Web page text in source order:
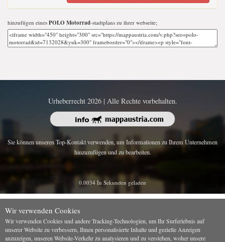
hinzufügen eines POLO Motorrad-stadtplans zu ihrer webseite;
Urheberrecht 2026 | Alle Rechte vorbehalten.
Sie können unseren Top-Kontakt verwenden, um Informationen zu Ihrem Unternehmen
hinzuzufügen und zu bearbeiten.
0.0034 In Sekunden geladen
Wir verwenden Cookies
Wir verwenden Cookies und andere Tracking-Technologien, um Ihr Surferlebnis auf
unserer Website zu verbessern, Ihnen personalisierte Inhalte und gezielte Anzeigen
anzuzeigen, unseren Website-Verkehr zu analysieren und zu verstehen, woher unsere